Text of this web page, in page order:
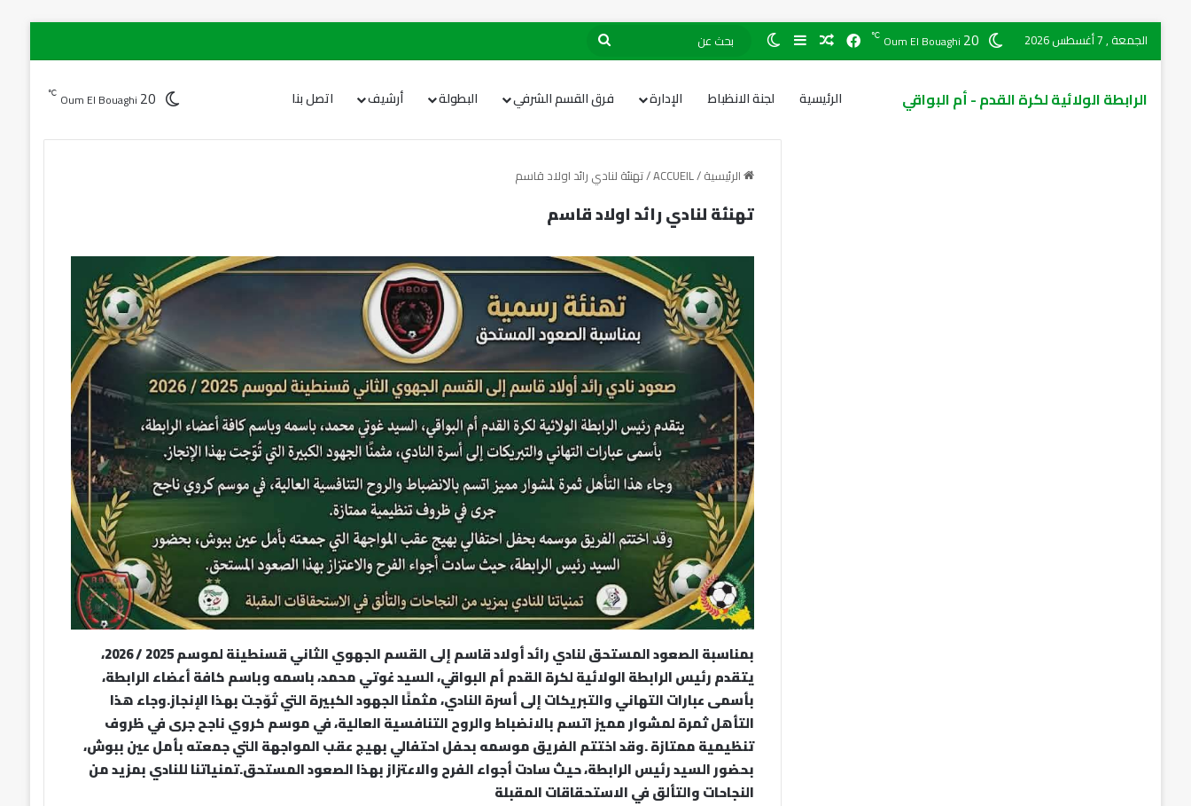
الجمعة , 7 أغسطس 2026 Oum El Bouaghi 20
℃
الرابطة الولائية لكرة القدم - أم البواقي الرئيسية لجنة الانظباط الإدارة فرق القسم الشرفي البطولة أرشيف اتصل بنا Oum El Bouaghi 20
℃
الرئيسية/
ACCUEIL
/تهنئة لنادي رائد اولاد قاسم
تهنئة لنادي رائد اولاد قاسم
بمناسبة الصعود المستحق لنادي رائد أولاد قاسم إلى القسم الجهوي الثاني قسنطينة لموسم 2025 / 2026،
يتقدم رئيس الرابطة الولائية لكرة القدم أم البواقي، السيد غوتي محمد، باسمه وباسم كافة أعضاء الرابطة،
بأسمى عبارات التهاني والتبريكات إلى أسرة النادي، مثمنًا الجهود الكبيرة التي تُوّجت بهذا الإنجاز.وجاء هذا
التأهل ثمرة لمشوار مميز اتسم بالانضباط والروح التنافسية العالية، في موسم كروي ناجح جرى في ظروف
تنظيمية ممتازة .وقد اختتم الفريق موسمه بحفل احتفالي بهيج عقب المواجهة التي جمعته بأمل عين ببوش،
بحضور السيد رئيس الرابطة، حيث سادت أجواء الفرح والاعتزاز بهذا الصعود المستحق.تمنياتنا للنادي بمزيد من
النجاحات والتألق في الاستحقاقات المقبلة